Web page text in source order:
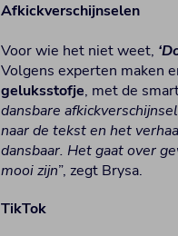
Afkickverschijnselen
Voor wie het niet weet,
Volgens experten maken
geluksstofje, met de
dansbare
naar de tekst en het
dansbaar. Het gaat over
mooi zijn”, zegt Brysa.
TikTok